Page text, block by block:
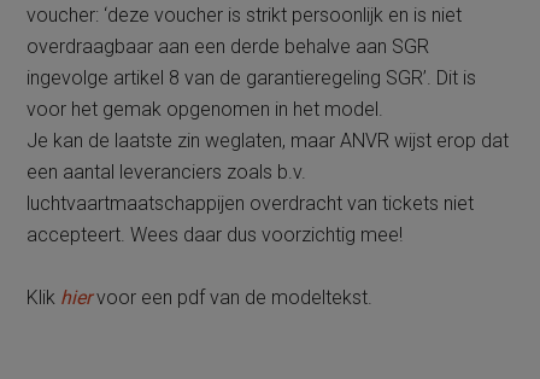
voucher: ‘deze voucher is strikt persoonlijk en is niet
overdraagbaar aan een derde behalve aan SGR
ingevolge artikel 8 van de garantieregeling SGR’. Dit is
voor het gemak opgenomen in het model.
Je kan de laatste zin weglaten, maar ANVR wijst erop dat
een aantal leveranciers zoals b.v.
luchtvaartmaatschappijen overdracht van tickets niet
accepteert. Wees daar dus voorzichtig mee!
Klik hiervoor een pdf van de modeltekst.